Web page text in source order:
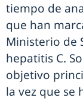
tiempo de
que han
Ministerio de
hepatitis C.
objetivo
la vez que se